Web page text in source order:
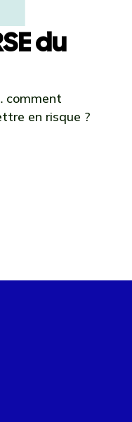
du
comment
en risque ?